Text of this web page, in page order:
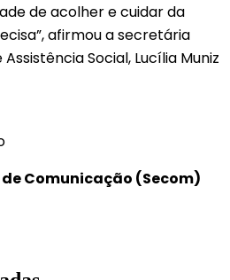
de acolher e cuidar da
afirmou a secretária
Social, Lucília Muniz
Comunicação (Secom)